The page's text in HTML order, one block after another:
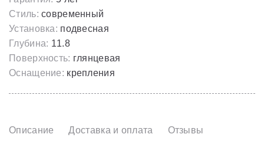
Стиль: современный
Установка: подвесная
Глубина: 11.8
Поверхность: глянцевая
Оснащение: крепления
Описание Доставка и оплата Отзывы